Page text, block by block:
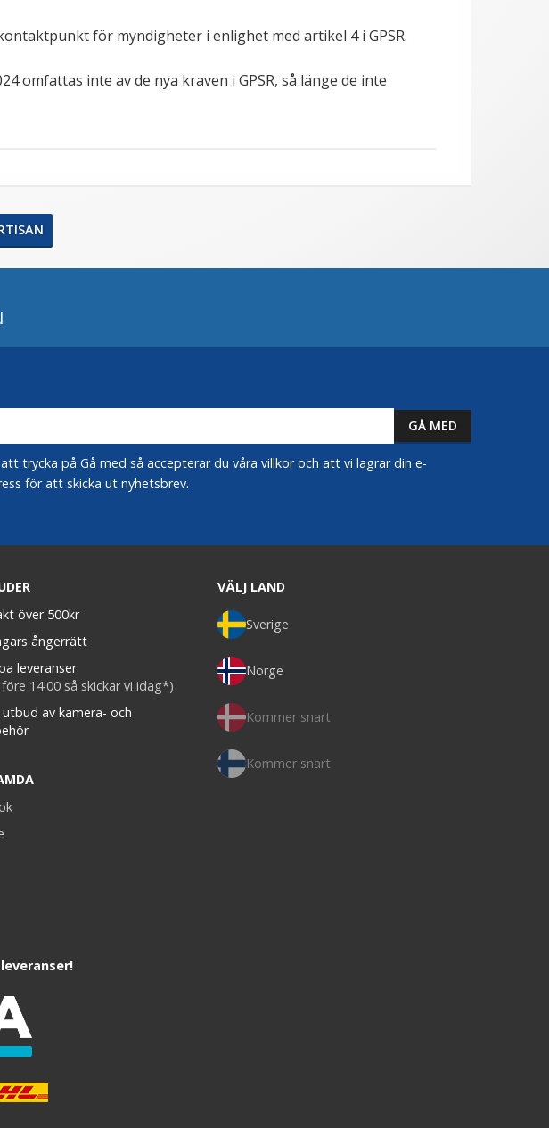
för myndigheter i enlighet med artikel 4 i GPSR.
omfattas inte av de nya kraven i GPSR, så länge de inte
trycka på Gå med så accepterar du våra villkor och att vi lagrar din e-
för att skicka ut nyhetsbrev.
över 500kr
ångerrätt
leveranser
14:00 så skickar vi idag*)
av kamera- och
VÄLJ LAND
Sverige
Norge
Kommer snart
Kommer snart